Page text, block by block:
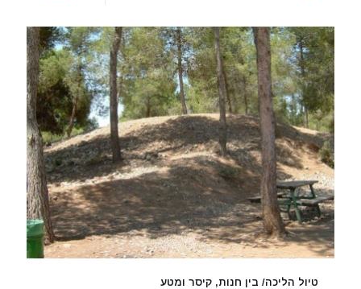
טיול הליכה/ בין חנות, קיסר ומטע